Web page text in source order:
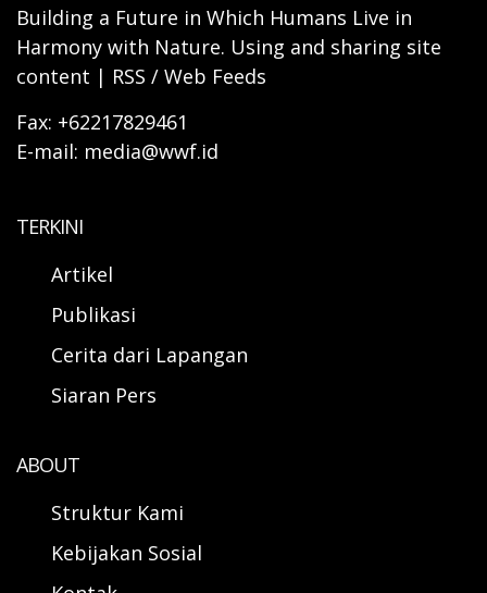
Building a Future in Which Humans Live in
Harmony with Nature. Using and sharing site
content | RSS / Web Feeds
Fax: +62217829461
E-mail: media@wwf.id
TERKINI
Artikel
Publikasi
Cerita dari Lapangan
Siaran Pers
ABOUT
Struktur Kami
Kebijakan Sosial